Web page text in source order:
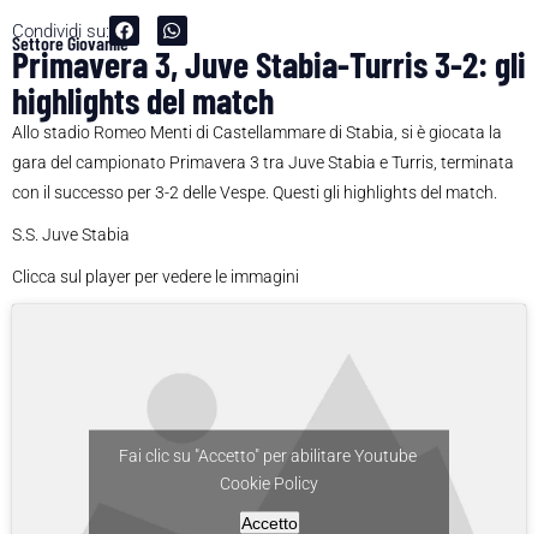
Condividi su:
Settore Giovanile
Primavera 3, Juve Stabia-Turris 3-2: gli
highlights del match
Allo stadio Romeo Menti di Castellammare di Stabia, si è giocata la
gara del campionato Primavera 3 tra Juve Stabia e Turris, terminata
con il successo per 3-2 delle Vespe. Questi gli highlights del match.
S.S. Juve Stabia
Clicca sul player per vedere le immagini
Fai clic su "Accetto" per abilitare Youtube
Cookie Policy
Accetto